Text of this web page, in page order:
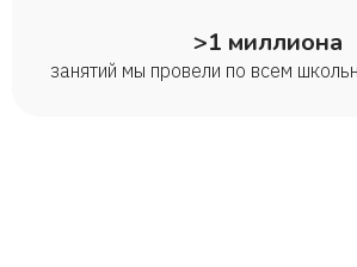
>1 миллиона
занятий мы провели по всем